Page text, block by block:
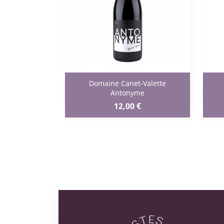
Domaine Canet-Valette
Antonyme
Prix
12,00 €
Aperçu rapide